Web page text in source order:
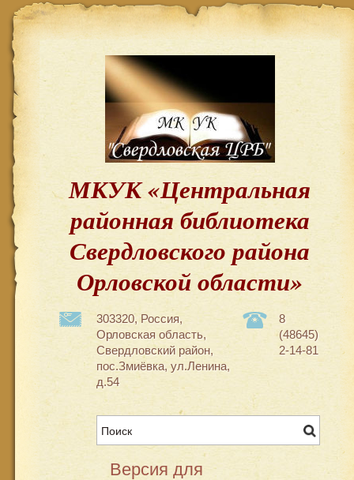
МКУК «Центральная
районная библиотека
Свердловского района
Орловской области»
303320, Россия,
Орловская область,
Свердловский район,
пос.Змиёвка, ул.Ленина,
д.54
8
(48645)
2-14-81
Версия для